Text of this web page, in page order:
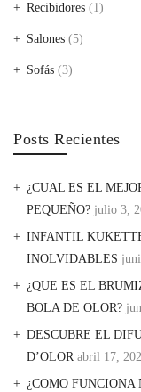
Recibidores (1)
Salones (5)
Sofás (3)
Posts Recientes
¿CUAL ES EL
PEQUEÑO? julio 3,
INFANTIL
INOLVIDABLES
¿QUE ES EL
BOLA DE OLOR?
DESCUBRE EL
D’OLOR abril 17,
¿COMO